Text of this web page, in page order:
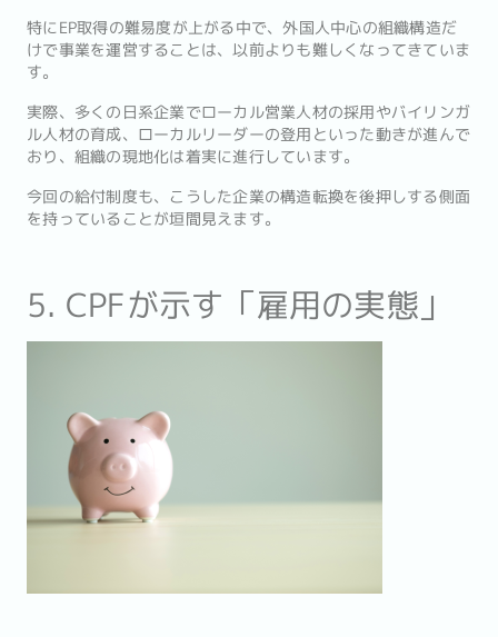
特にEP取得の難易度が上がる中で、外国人中心の組織構造だ
けで事業を運営することは、以前よりも難しくなってきていま
す。
実際、多くの日系企業でローカル営業人材の採用やバイリンガ
ル人材の育成、ローカルリーダーの登用といった動きが進んで
おり、組織の現地化は着実に進行しています。
今回の給付制度も、こうした企業の構造転換を後押しする側面
を持っていることが垣間見えます。
5. CPFが示す「雇用の実態」